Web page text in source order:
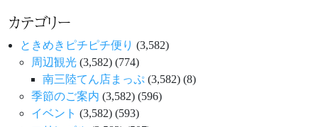
カテゴリー
ときめきピチピチ便り (3,582)
周辺観光 (3,582) (774)
南三陸てん店まっぷ (3,582) (8)
季節のご案内 (3,582) (596)
イベント (3,582) (593)